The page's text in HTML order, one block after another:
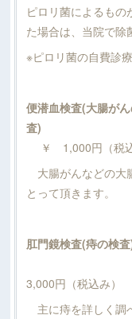
ピロリ菌によるもの
た場合は、当院で除
※ピロリ菌の自費診
便潜血検査(大腸が
査)
￥ 1,000円（税込
大腸がんなどの大
とって頂きます。
肛門鏡検査(痔の検
3,000円（税込み）
主に痔を詳しく調